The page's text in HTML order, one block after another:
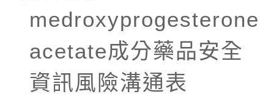
medroxyprogesterone
acetate成分藥品安全
資訊風險溝通表